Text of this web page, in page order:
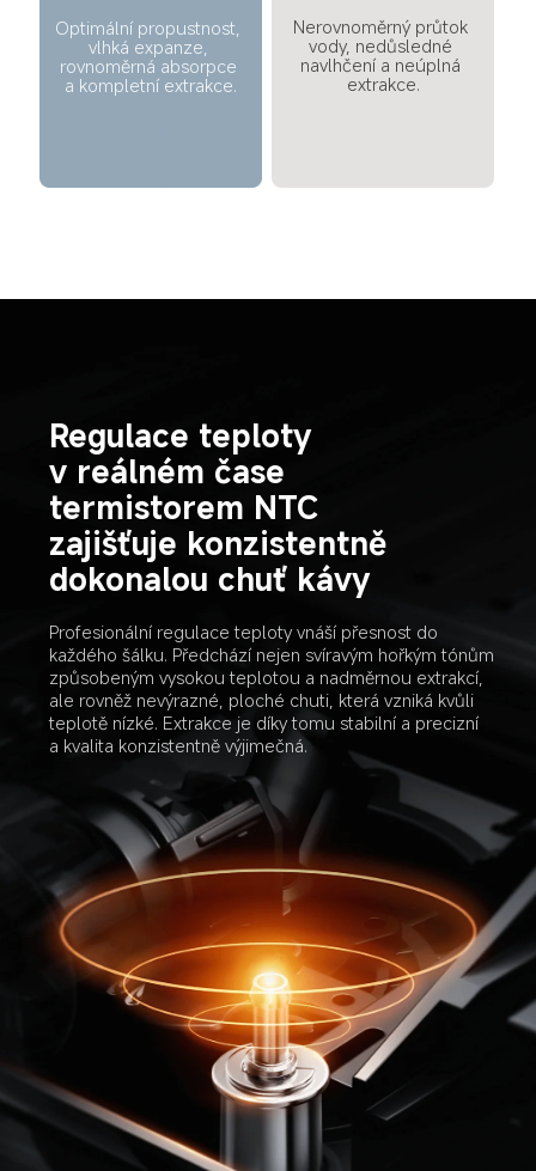
Optimální propustnost,
vlhká expanze,
rovnoměrná absorpce
a kompletní extrakce.
Nerovnoměrný průtok
vody, nedůsledné
navlhčení a neúplná
extrakce.
Regulace teploty
v reálném čase
termistorem NTC
zajišťuje konzistentně
dokonalou chuť kávy
Profesionální regulace teploty vnáší přesnost do
každého šálku. Předchází nejen svíravým hořkým tónům
způsobeným vysokou teplotou a nadměrnou extrakcí,
ale rovněž nevýrazné, ploché chuti, která vzniká kvůli
teplotě nízké. Extrakce je díky tomu stabilní a precizní
a kvalita konzistentně výjimečná.